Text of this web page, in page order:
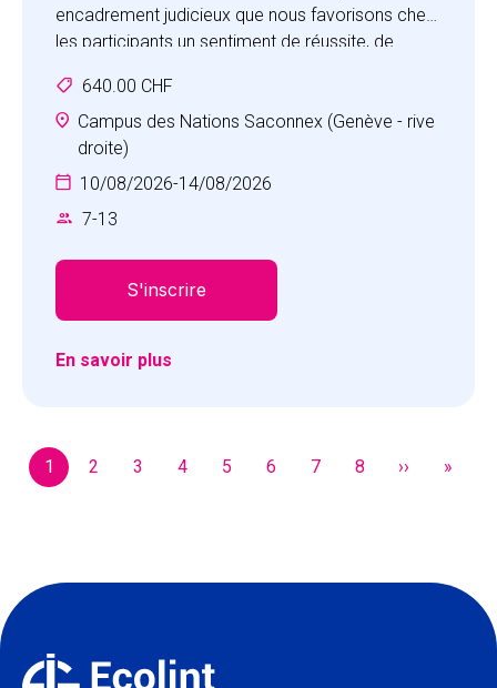
encadrement judicieux que nous favorisons chez
les participants un sentiment de réussite, de
travailler avec les autres dans un esprit d’équipe.
Vos enfants vivront des expériences inoubliables
et développeront les qualités personnelles
positives qui les aideront à persévérer dans la
640.00 CHF
Campus des Nations Saconnex (Genève - rive
droite)
10/08/2026-14/08/2026
7-13
S'inscrire
En savoir plus
Pagination
1 2 3 4 5 6 7 8 ›› »